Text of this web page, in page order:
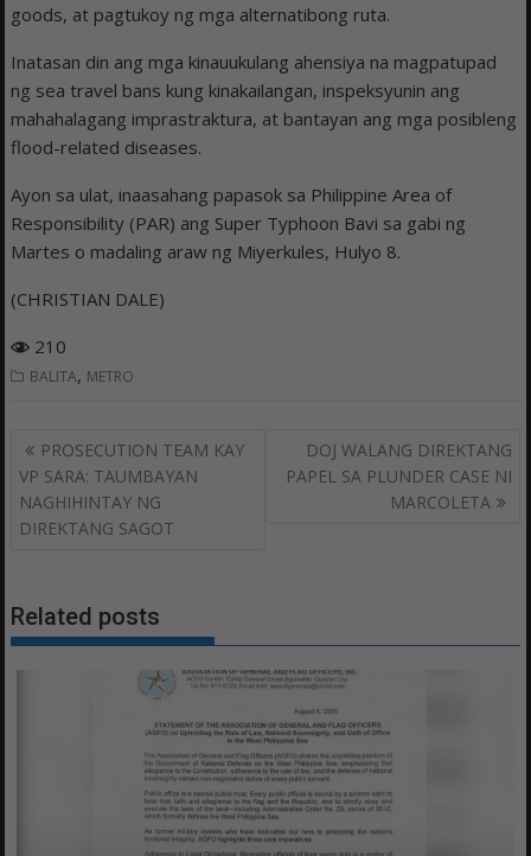
goods, at pagtukoy ng mga alternatibong ruta.
Inatasan din ang mga kinauukulang ahensiya na magpatupad
ng sea travel bans kung kinakailangan, inspeksyunin ang
mahahalagang imprastraktura, at bantayan ang mga posibleng
flood-related diseases.
Ayon sa ulat, inaasahang papasok sa Philippine Area of
Responsibility (PAR) ang Super Typhoon Bavi sa gabi ng
Martes o madaling araw ng Miyerkules, Hulyo 8.
(CHRISTIAN DALE)
210
BALITA, METRO
Post
navigation
PROSECUTION TEAM KAY
VP SARA: TAUMBAYAN
NAGHIHINTAY NG
DIREKTANG SAGOT
DOJ WALANG DIREKTANG
PAPEL SA PLUNDER CASE NI
MARCOLETA
Related posts